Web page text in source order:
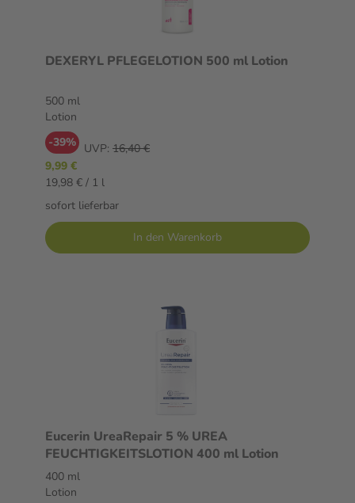
DEXERYL PFLEGELOTION 500 ml Lotion
500 ml
Lotion
-39% UVP: 16,40 €
9,99 €
19,98 € / 1 l
sofort lieferbar
In den Warenkorb
Eucerin UreaRepair 5 % UREA
FEUCHTIGKEITSLOTION 400 ml Lotion
400 ml
Lotion